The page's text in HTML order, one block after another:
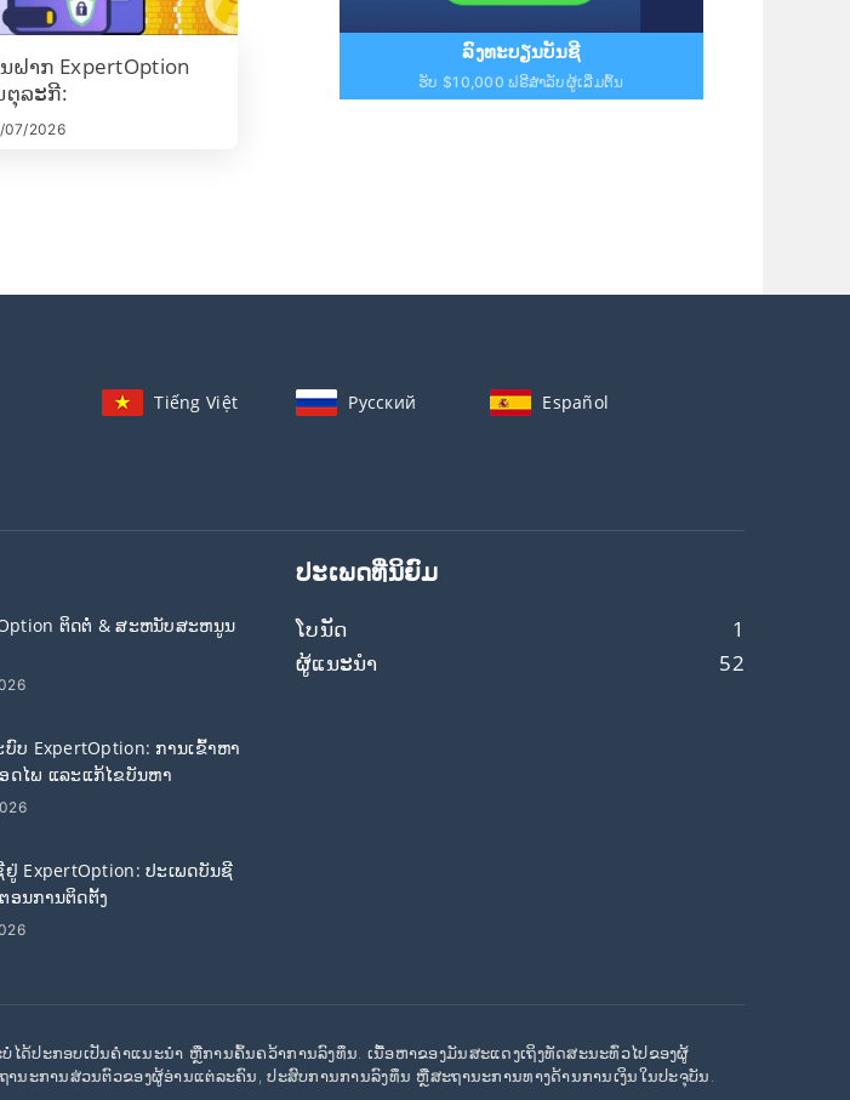
ນຝາກ ExpertOption
ຕຸລະກີ:
Mastercard, E-
ແລະ
07/2026
ລົງທະບຽນບັນຊີ
ຮັບ $10,000 ຟຣີສຳລັບຜູ້ເລີ່ມຕົ້ນ
Tiếng Việt Русский Español
ຕິດຕໍ່ & ສະຫນັບສະຫນູນ
ບົບ ExpertOption: ການເຂົ້າຫາ
ດໄພ ແລະແກ້ໄຂບັນຫາ
ຢູ່ ExpertOption: ປະເພດບັນຊີ
ອນການຕິດຕັ້ງ
ປະເພດທີ່ນິຍົມ
ໂບນັດ
1
ຜູ້ແນະນຳ
52
ດ້ປະກອບເປັນຄໍາແນະນໍາ ຫຼືການຄົ້ນຄວ້າການລົງທຶນ. ເນື້ອຫາຂອງມັນສະແດງເຖິງທັດສະນະທົ່ວໄປຂອງຜູ້
ນະການສ່ວນຕົວຂອງຜູ້ອ່ານແຕ່ລະຄົນ, ປະສົບການການລົງທຶນ ຫຼືສະຖານະການທາງດ້ານການເງິນໃນປະຈຸບັນ.